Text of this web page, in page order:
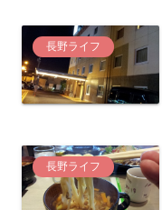
長野ライフ
長野ライフ